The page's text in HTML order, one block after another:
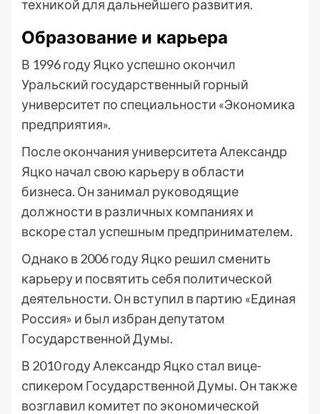
техникой для дальнейшего развития.
Образование и карьера
В 1996 году Яцко успешно окончил
Уральский государственный горный
университет по специальности «Экономика
предприятия».
После окончания университета Александр
Яцко начал свою карьеру в области
бизнеса. Он занимал руководящие
должности в различных компаниях и
вскоре стал успешным предпринимателем.
Однако в 2006 году Яцко решил сменить
карьеру и посвятить себя политической
деятельности. Он вступил в партию «Единая
Россия» и был избран депутатом
Государственной Думы.
В 2010 году Александр Яцко стал вице-
спикером Государственной Думы. Он также
возглавил комитет по экономической